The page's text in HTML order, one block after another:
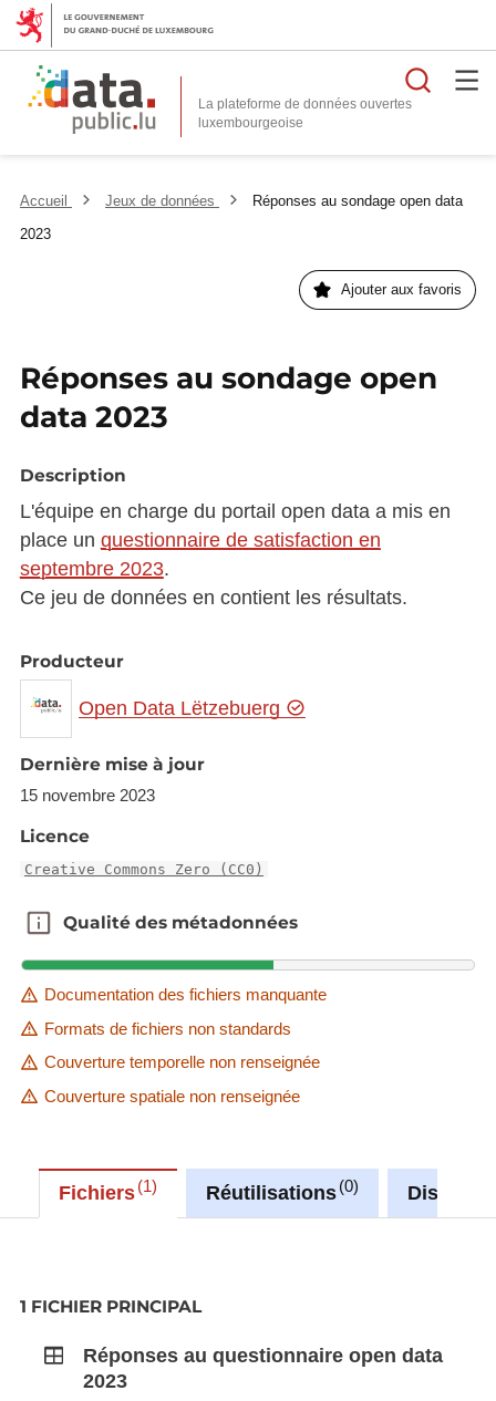
La plateforme de données ouvertes
Accueil Jeux de données
Réponses au sondage open data
2023
Ajouter aux favoris
Réponses au sondage open
data 2023
Description
L'équipe en charge du portail open data a mis en
place un questionnaire de satisfaction en
septembre 2023.
Ce jeu de données en contient les résultats.
Producteur
Open Data Lëtzebuerg
Dernière mise à jour
15 novembre 2023
Licence
Creative Commons Zero (CC0)
Qualité des métadonnées
Qualité des métadonnées
Documentation des fichiers manquante
Formats de fichiers non standards
Couverture temporelle non renseignée
Couverture spatiale non renseignée
Fichiers 1 Réutilisations 0
1 FICHIER PRINCIPAL
Réponses au questionnaire open data
2023